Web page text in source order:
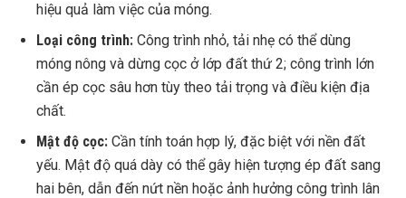
hiệu quả làm việc của móng.
Loại công trình: Công trình nhỏ, tải nhẹ có thể dùng
móng nông và dừng cọc ở lớp đất thứ 2; công trình lớn
cần ép cọc sâu hơn tùy theo tải trọng và điều kiện địa
chất.
Mật độ cọc: Cần tính toán hợp lý, đặc biệt với nền đất
yếu. Mật độ quá dày có thể gây hiện tượng ép đất sang
hai bên, dẫn đến nứt nền hoặc ảnh hưởng công trình lân